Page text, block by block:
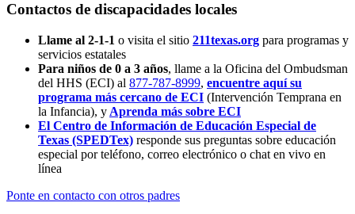
Contactos de discapacidades locales
Llame al 2-1-1 o visita el sitio 211texas.org para programas y
servicios estatales
Para niños de 0 a 3 años, llame a la Oficina del Ombudsman
del HHS (ECI) al 877-787-8999, encuentre aquí su
programa más cercano de ECI (Intervención Temprana en
la Infancia), y Aprenda más sobre ECI
El Centro de Información de Educación Especial de
Texas (SPEDTex) responde sus preguntas sobre educación
especial por teléfono, correo electrónico o chat en vivo en
línea
Ponte en contacto con otros padres